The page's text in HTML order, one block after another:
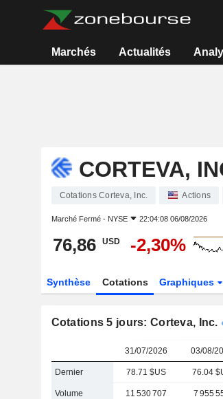
Marchés Actualités
CORTEVA,
Cotations Corteva, Inc. Actions
Marché Fermé - NYSE 22:04:08 06/08/2026
76,86 USD -2,30%
Synthèse Cotations Graphiques
Cotations 5 jours: Corteva, Inc.
31/07/2026 03/08/
Dernier 78.71 $US 76.04
Volume 11 530 707 7 955